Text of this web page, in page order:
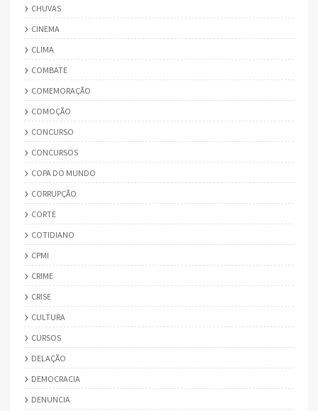
CHUVAS
CINEMA
CLIMA
COMBATE
COMEMORAÇÃO
COMOÇÃO
CONCURSO
CONCURSOS
COPA DO MUNDO
CORRUPÇÃO
CORTE
COTIDIANO
CPMI
CRIME
CRISE
CULTURA
CURSOS
DELAÇÃO
DEMOCRACIA
DENUNCIA